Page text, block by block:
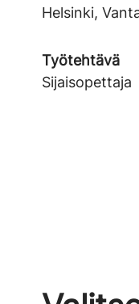
Helsinki,
Työtehtävä
Sijaisopettaja